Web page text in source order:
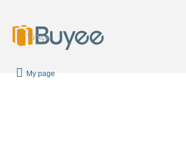
Türkçe
My page